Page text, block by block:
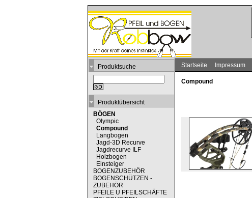
Produktsuche
Produktübersicht
BÖGEN
Olympic
Compound
Langbogen
Jagd-3D Recurve
Jagdrecurve ILF
Holzbogen
Einsteiger
BOGENZUBEHÖR
BOGENSCHÜTZEN -
ZUBEHÖR
PFEILE U PFEILSCHÄFTE
Startseite Impressum
Compound